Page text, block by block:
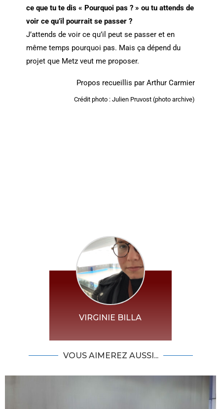
ce que tu te dis « Pourquoi pas ? » ou tu attends de
voir ce qu’il pourrait se passer ?
J’attends de voir ce qu’il peut se passer et en
même temps pourquoi pas. Mais ça dépend du
projet que Metz veut me proposer.
Propos recueillis par Arthur Carmier
Crédit photo : Julien Pruvost (photo archive)
VIRGINIE BILLA
VOUS AIMEREZ AUSSI...